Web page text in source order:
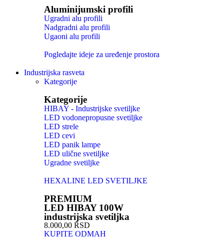
Aluminijumski profili
Ugradni alu profili
Nadgradni alu profili
Ugaoni alu profili
Pogledajte ideje za uređenje prostora
Industrijska rasveta
Kategorije
Kategorije
HIBAY - Industrijske svetiljke
LED vodonepropusne svetiljke
LED strele
LED cevi
LED panik lampe
LED ulične svetiljke
Ugradne svetiljke
HEXALINE LED SVETILJKE
PREMIUM
LED HIBAY 100W
industrijska svetiljka
8.000,00 RSD
KUPITE ODMAH